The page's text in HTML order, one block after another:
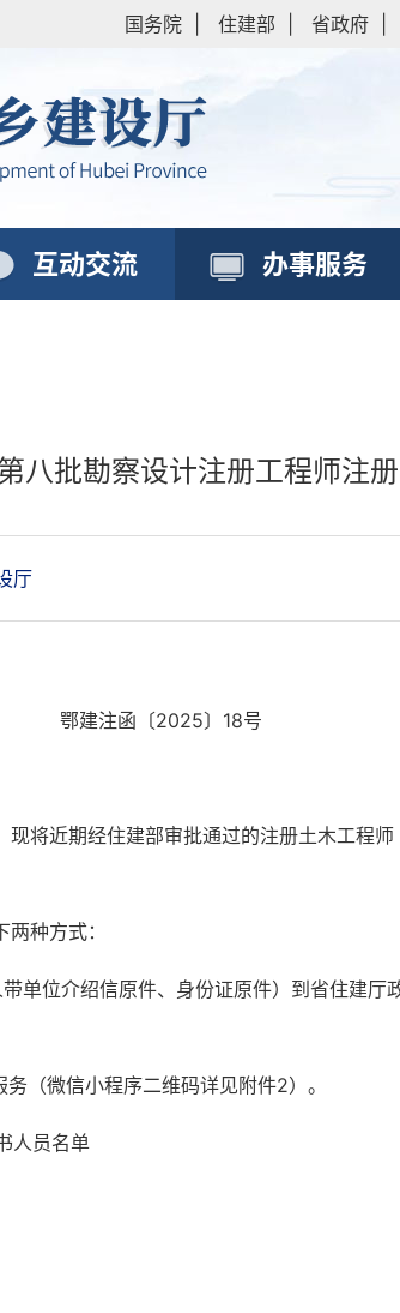
国务院 住建部 省政府
互动交流 办事服务
八批勘察设计注册工程师注
厅
鄂建注函〔2025〕 18号
现将近期经住建部审批通过的注册土木工程师
种方式：
单位介绍信原件、身份证原件）到省住建
（微信小程序二维码详见附件2） 。
人员名单